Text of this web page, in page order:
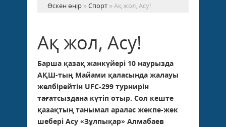
Өскен өңір »Спорт » Ақ жол, Асу!
Ақ жол, Асу!
Барша қазақ жанкүйері 10 наурызда
АҚШ-тың Майами қаласында жалауы
желбірейтін UFC-299 турнирін
тағатсыздана күтіп отыр. Сол кеште
қазақтың танымал аралас жекпе-жек
шебері Асу «Зұлпықар» Алмабаев